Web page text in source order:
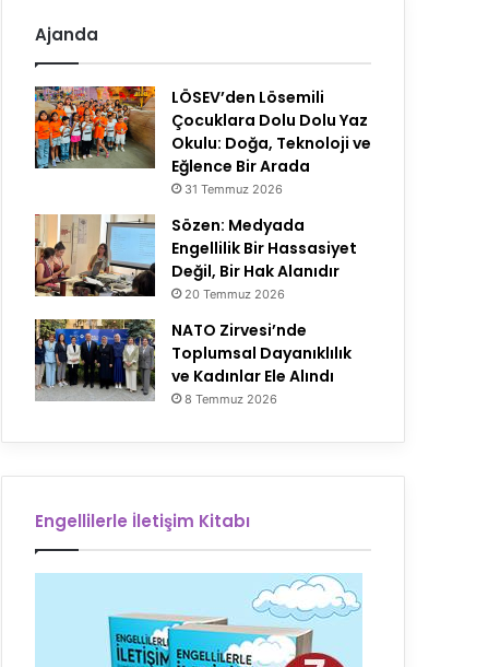
Ajanda
LÖSEV’den Lösemili
Çocuklara Dolu Dolu Yaz
Okulu: Doğa, Teknoloji ve
Eğlence Bir Arada
31 Temmuz 2026
Sözen: Medyada
Engellilik Bir Hassasiyet
Değil, Bir Hak Alanıdır
20 Temmuz 2026
NATO Zirvesi’nde
Toplumsal Dayanıklılık
ve Kadınlar Ele Alındı
8 Temmuz 2026
Engellilerle İletişim Kitabı